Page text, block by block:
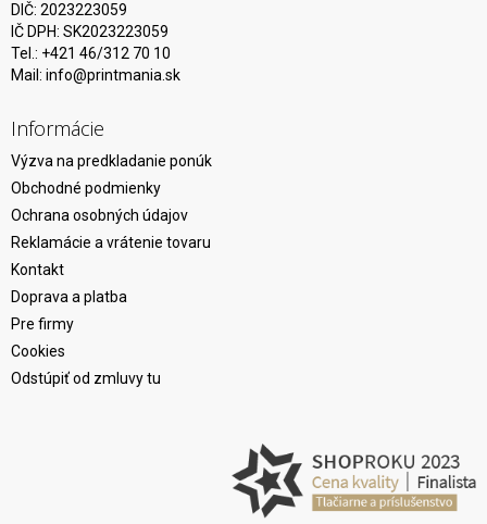
DIČ: 2023223059
IČ DPH: SK2023223059
Tel.: +421 46/312 70 10
Mail: info@printmania.sk
Informácie
Výzva na predkladanie ponúk
Obchodné podmienky
Ochrana osobných údajov
Reklamácie a vrátenie tovaru
Kontakt
Doprava a platba
Pre firmy
Cookies
Odstúpiť od zmluvy tu